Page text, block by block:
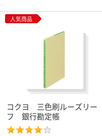
人気商品
コクヨ 三色刷ルーズリー
フ 銀行勘定帳